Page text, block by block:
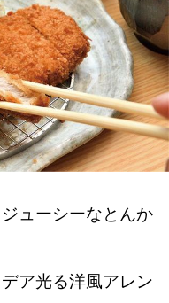
ューシーなとんか
ア光る洋風アレン